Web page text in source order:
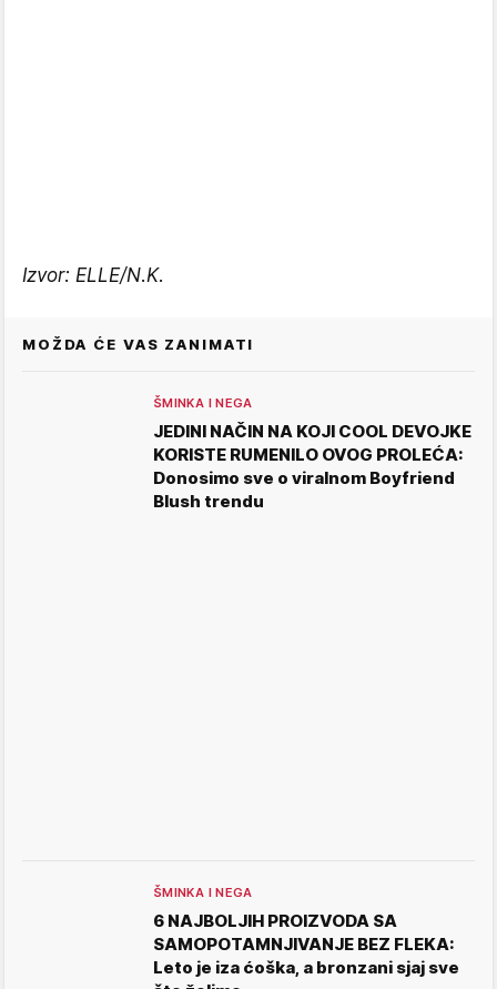
Izvor: ELLE/N.K.
MOŽDA ĆE VAS ZANIMATI
ŠMINKA I NEGA
JEDINI NAČIN NA KOJI COOL DEVOJKE
KORISTE RUMENILO OVOG PROLEĆA:
Donosimo sve o viralnom Boyfriend
Blush trendu
ŠMINKA I NEGA
6 NAJBOLJIH PROIZVODA SA
SAMOPOTAMNJIVANJE BEZ FLEKA:
Leto je iza ćoška, a bronzani sjaj sve